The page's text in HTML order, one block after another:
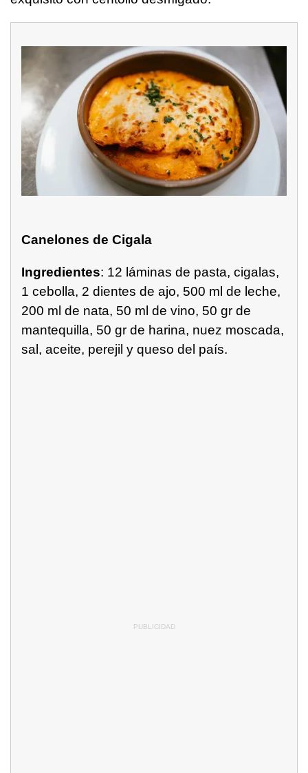
Canelones de Cigala
Ingredientes: 12 láminas de pasta, cigalas,
1 cebolla, 2 dientes de ajo, 500 ml de leche,
200 ml de nata, 50 ml de vino, 50 gr de
mantequilla, 50 gr de harina, nuez moscada,
sal, aceite, perejil y queso del país.